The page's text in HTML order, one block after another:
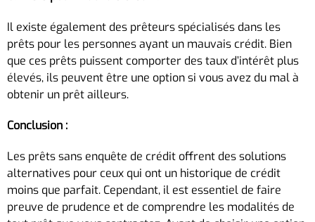
Il existe également des prêteurs spécialisés dans les
prêts pour les personnes ayant un mauvais crédit. Bien
que ces prêts puissent comporter des taux d’intérêt plus
élevés, ils peuvent être une option si vous avez du mal à
obtenir un prêt ailleurs.
Conclusion :
Les prêts sans enquête de crédit offrent des solutions
alternatives pour ceux qui ont un historique de crédit
moins que parfait. Cependant, il est essentiel de faire
preuve de prudence et de comprendre les modalités de